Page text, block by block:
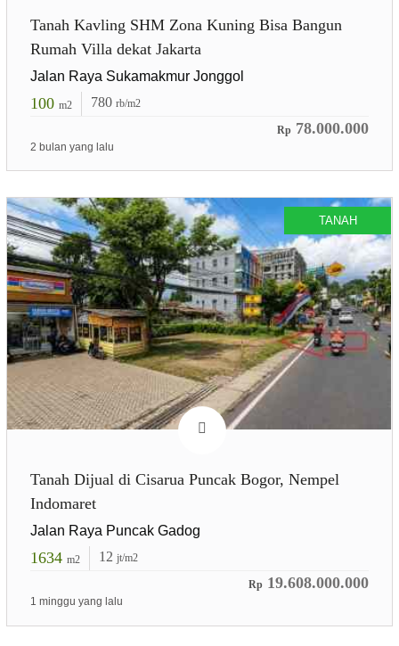
Tanah Kavling SHM Zona Kuning Bisa Bangun
Rumah Villa dekat Jakarta
Jalan Raya Sukamakmur Jonggol
100 m2 780 rb/m2
Rp 78.000.000
2 bulan yang lalu
TANAH
Tanah Dijual di Cisarua Puncak Bogor, Nempel
Indomaret
Jalan Raya Puncak Gadog
1634 m2 12 jt/m2
Rp 19.608.000.000
1 minggu yang lalu